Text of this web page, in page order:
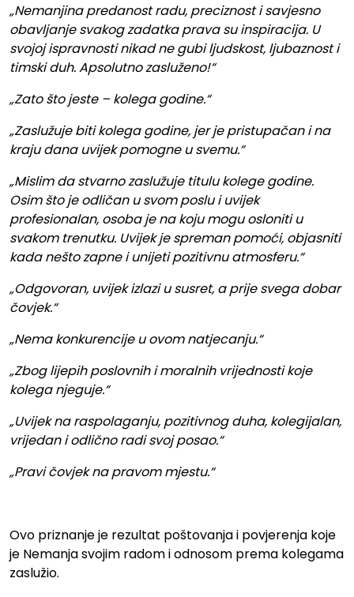
„Nemanjina predanost radu, preciznost i savjesno
obavljanje svakog zadatka prava su inspiracija. U
svojoj ispravnosti nikad ne gubi ljudskost, ljubaznost i
timski duh. Apsolutno zasluženo!“
„Zato što jeste – kolega godine.“
„Zaslužuje biti kolega godine, jer je pristupačan i na
kraju dana uvijek pomogne u svemu.“
„Mislim da stvarno zaslužuje titulu kolege godine.
Osim što je odličan u svom poslu i uvijek
profesionalan, osoba je na koju mogu osloniti u
svakom trenutku. Uvijek je spreman pomoći, objasniti
kada nešto zapne i unijeti pozitivnu atmosferu.“
„Odgovoran, uvijek izlazi u susret, a prije svega dobar
čovjek.“
„Nema konkurencije u ovom natjecanju.“
„Zbog lijepih poslovnih i moralnih vrijednosti koje
kolega njeguje.“
„Uvijek na raspolaganju, pozitivnog duha, kolegijalan,
vrijedan i odlično radi svoj posao.“
„Pravi čovjek na pravom mjestu.“
Ovo priznanje je rezultat poštovanja i povjerenja koje
je Nemanja svojim radom i odnosom prema kolegama
zaslužio.